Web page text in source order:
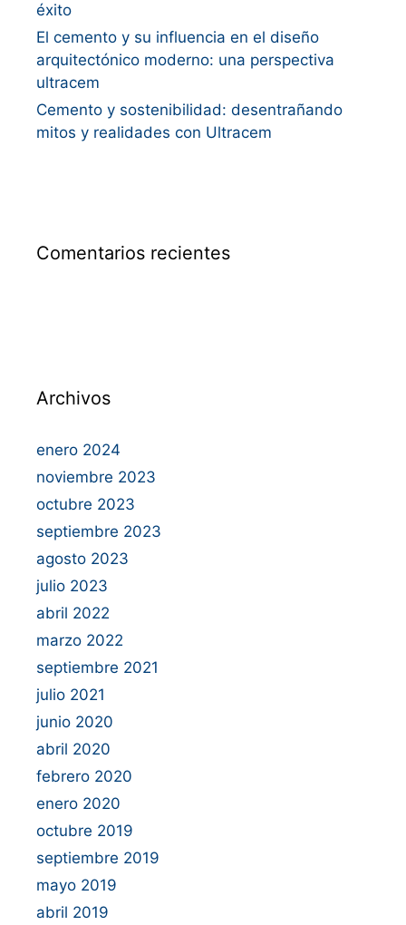
éxito
El cemento y su influencia en el diseño
arquitectónico moderno: una perspectiva
ultracem
Cemento y sostenibilidad: desentrañando
mitos y realidades con Ultracem
Comentarios recientes
Archivos
enero 2024
noviembre 2023
octubre 2023
septiembre 2023
agosto 2023
julio 2023
abril 2022
marzo 2022
septiembre 2021
julio 2021
junio 2020
abril 2020
febrero 2020
enero 2020
octubre 2019
septiembre 2019
mayo 2019
abril 2019